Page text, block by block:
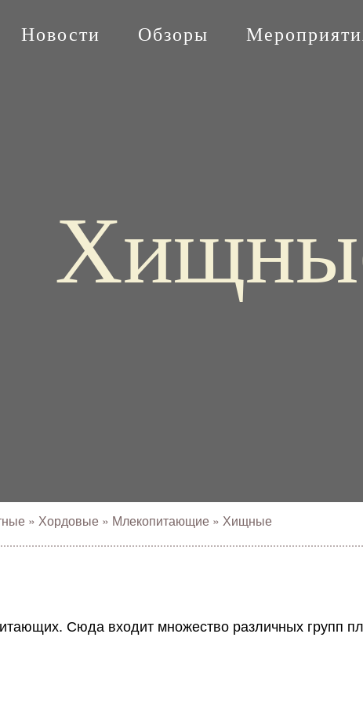
Новости Обзоры
» Хордовые » Млекопитающие » Хищные
Сюда входит множество различных групп